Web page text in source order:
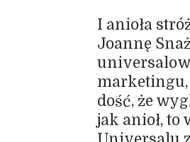
I anioła
Joannę
dość, że
jak anioł, to